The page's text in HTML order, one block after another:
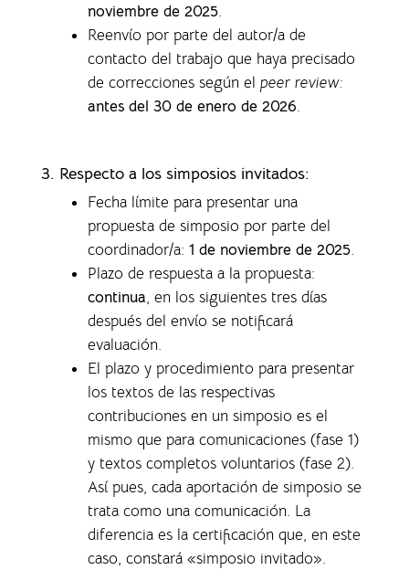
noviembre de 2025.
Reenvío por parte del autor/a de
contacto del trabajo que haya precisado
de correcciones según el peer review:
antes del 30 de enero de 2026.
3. Respecto a los simposios invitados:
Fecha límite para presentar una
propuesta de simposio por parte del
coordinador/a: 1 de noviembre de 2025.
Plazo de respuesta a la propuesta:
continua, en los siguientes tres días
después del envío se notificará
evaluación.
El plazo y procedimiento para presentar
los textos de las respectivas
contribuciones en un simposio es el
mismo que para comunicaciones (fase 1)
y textos completos voluntarios (fase 2).
Así pues, cada aportación de simposio se
trata como una comunicación. La
diferencia es la certificación que, en este
caso, constará «simposio invitado».